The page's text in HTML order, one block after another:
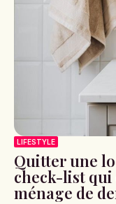
LIFESTYLE
Quitter une
check-list qui
ménage de